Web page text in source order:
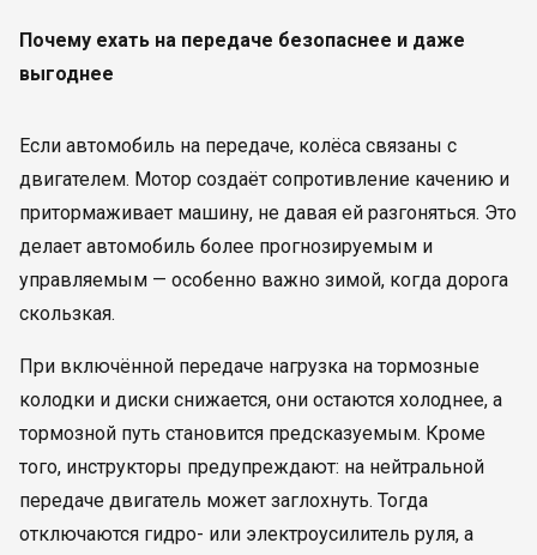
Почему ехать на передаче безопаснее и даже
выгоднее
Если автомобиль на передаче, колёса связаны с
двигателем. Мотор создаёт сопротивление качению и
притормаживает машину, не давая ей разгоняться. Это
делает автомобиль более прогнозируемым и
управляемым — особенно важно зимой, когда дорога
скользкая.
При включённой передаче нагрузка на тормозные
колодки и диски снижается, они остаются холоднее, а
тормозной путь становится предсказуемым. Кроме
того, инструкторы предупреждают: на нейтральной
передаче двигатель может заглохнуть. Тогда
отключаются гидро- или электроусилитель руля, а